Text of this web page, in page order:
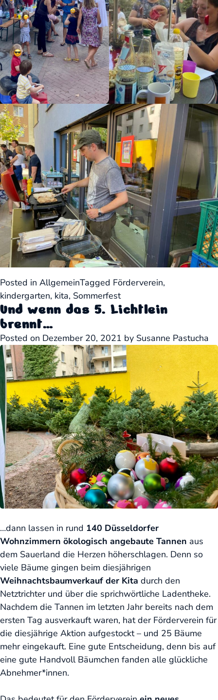
Posted in AllgemeinTagged Förderverein,
kindergarten, kita, Sommerfest
Und wenn das 5. Lichtlein
brennt…
Posted on Dezember 20, 2021 by Susanne Pastucha
…dann lassen in rund 140 Düsseldorfer
Wohnzimmern ökologisch angebaute Tannen aus
dem Sauerland die Herzen höherschlagen. Denn so
viele Bäume gingen beim diesjährigen
Weihnachtsbaumverkauf der Kita durch den
Netztrichter und über die sprichwörtliche Ladentheke.
Nachdem die Tannen im letzten Jahr bereits nach dem
ersten Tag ausverkauft waren, hat der Förderverein für
die diesjährige Aktion aufgestockt – und 25 Bäume
mehr eingekauft. Eine gute Entscheidung, denn bis auf
eine gute Handvoll Bäumchen fanden alle glückliche
Abnehmer*innen.